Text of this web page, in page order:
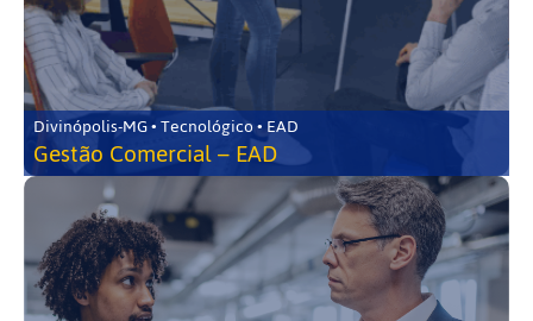
Divinópolis-MG • Tecnológico • EAD
Gestão Comercial – EAD